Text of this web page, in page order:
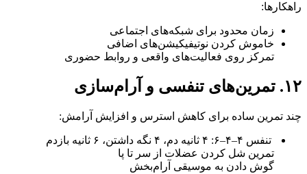
راهکارها:
زمان محدود برای شبکه‌های اجتماعی
خاموش کردن نوتیفیکیشن‌های اضافی
تمرکز روی فعالیت‌های واقعی و روابط حضوری
۱۲. تمرین‌های تنفسی و آرام‌سازی
چند تمرین ساده برای کاهش استرس و افزایش آرامش:
تنفس ۴–۴–۶: ۴ ثانیه دم، ۴ نگه داشتن، ۶ ثانیه بازدم
تمرین شل کردن عضلات از سر تا پا
گوش دادن به موسیقی آرام‌بخش